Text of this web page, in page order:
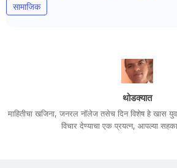
सामाजिक
थोडक्यात
माहितीचा खजिना, जनरल नॉलेज तसेच दिन विशेष हे खास
विचार देण्याचा एक प्रयत्न, आपल्या